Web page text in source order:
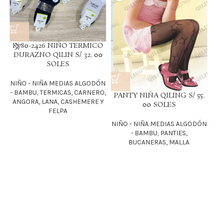
K780-2426 NIÑO TERMICO
DURAZNO QILIN S/ 32. 00
SOLES
NIÑO - NIÑA MEDIAS ALGODÓN
- BAMBU,TERMICAS, CARNERO,
ANGORA, LANA, CASHEMERE Y
FELPA
PANTY NIÑA QILING S/ 55.
00 SOLES
NIÑO - NIÑA MEDIAS ALGODÓN
- BAMBU, PANTIES,
BUCANERAS, MALLA